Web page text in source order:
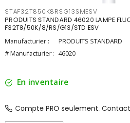
STAF32T850K8RSG13SMESV
PRODUITS STANDARD 46020 LAMPE
F32T8/50K/8/RS/G13/STD ESV
Manufacturier :
PRODUITS STANDARD
# Manufacturier : 46020
En inventaire
Compte PRO seulement.